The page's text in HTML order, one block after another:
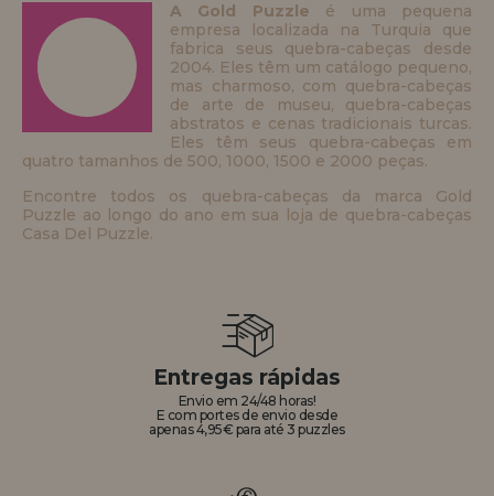
A Gold Puzzle é uma pequena
empresa localizada na Turquia que
fabrica seus quebra-cabeças desde
2004. Eles têm um catálogo pequeno,
mas charmoso, com quebra-cabeças
de arte de museu, quebra-cabeças
abstratos e cenas tradicionais turcas.
Eles têm seus quebra-cabeças em
quatro tamanhos de 500, 1000, 1500 e 2000 peças.
Encontre todos os quebra-cabeças da marca Gold
Puzzle ao longo do ano em sua loja de quebra-cabeças
Casa Del Puzzle.
Entregas rápidas
Envio em 24/48 horas!
E com portes de envio desde
apenas 4,95€ para até 3 puzzles